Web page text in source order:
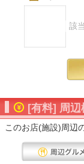
該
[有料] 周辺
このお店(施設)周辺